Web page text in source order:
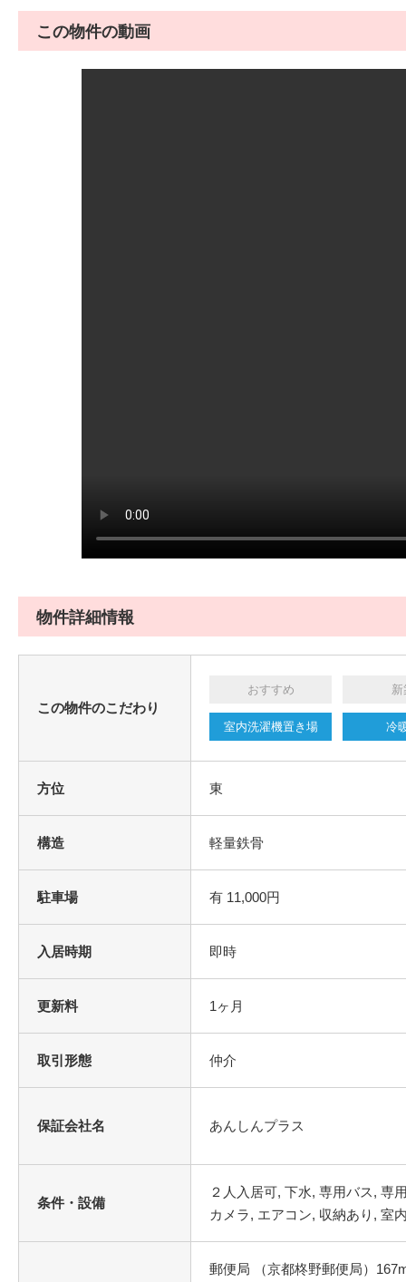
この物件の動画
物件詳細情報
この物件のこだわり
おすすめ 新
室内洗濯機置き場 冷
方位 東
構造 軽量鉄骨
駐車場 有 11,000円
入居時期 即時
更新料 1ヶ月
取引形態 仲介
保証会社名 あんしんプラス
条件・設備
郵便局 （京都柊野郵便局）